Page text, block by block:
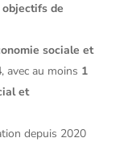
objectifs de
sociale et
, avec au moins 1
et
depuis 2020